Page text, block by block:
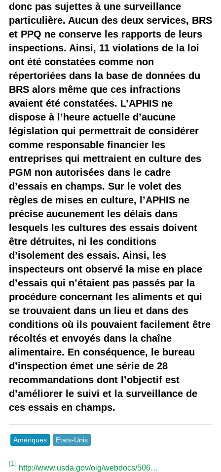
donc pas sujettes à une surveillance
particulière. Aucun des deux services, BRS
et PPQ ne conserve les rapports de leurs
inspections. Ainsi, 11 violations de la loi
ont été constatées comme non
répertoriées dans la base de données du
BRS alors même que ces infractions
avaient été constatées. L’APHIS ne
dispose à l’heure actuelle d’aucune
législation qui permettrait de considérer
comme responsable financier les
entreprises qui mettraient en culture des
PGM non autorisées dans le cadre
d’essais en champs. Sur le volet des
règles de mises en culture, l’APHIS ne
précise aucunement les délais dans
lesquels les cultures des essais doivent
être détruites, ni les conditions
d’isolement des essais. Ainsi, les
inspecteurs ont observé la mise en place
d’essais qui n’étaient pas passés par la
procédure concernant les aliments et qui
se trouvaient dans un lieu et dans des
conditions où ils pouvaient facilement être
récoltés et envoyés dans la chaîne
alimentaire. En conséquence, le bureau
d’inspection émet une série de 28
recommandations dont l’objectif est
d’améliorer le suivi et la surveillance de
ces essais en champs.
Amériques Etats-Unis
[1]
http://www.usda.gov/oig/webdocs/506…